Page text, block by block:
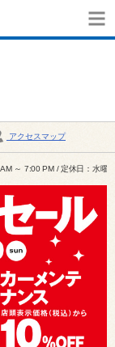
アクセスマップ
～ 7:00 PM / 定休日：水曜